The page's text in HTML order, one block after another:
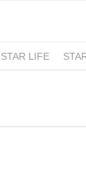
STAR LIFE